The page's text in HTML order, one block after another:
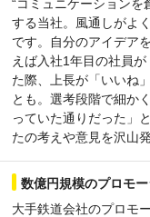
“コミュニケーションを
する当社。風通しがよ
です。自分のアイデア
えば入社1年目の社員
た際、上長が「いいね
とも。選考段階で細か
っていた通りだった」
たの考えや意見を沢山
数億円規模のプロモ
大手鉄道会社のプロモ